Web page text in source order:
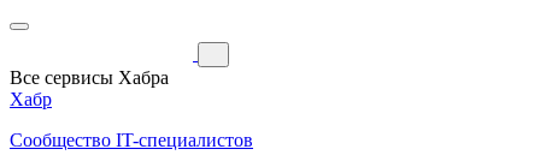
Все сервисы Хабра
Хабр
Сообщество IT-специалистов